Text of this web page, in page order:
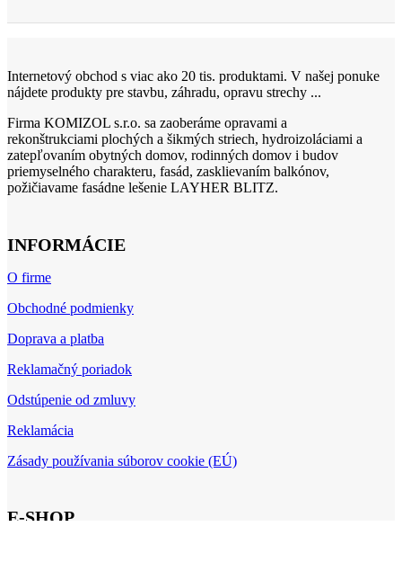
Internetový obchod s viac ako 20 tis. produktami. V našej ponuke
nájdete produkty pre stavbu, záhradu, opravu strechy ...
Firma KOMIZOL s.r.o. sa zaoberáme opravami a
rekonštrukciami plochých a šikmých striech, hydroizoláciami a
zatepľovaním obytných domov, rodinných domov i budov
priemyselného charakteru, fasád, zasklievaním balkónov,
požičiavame fasádne lešenie LAYHER BLITZ.
INFORMÁCIE
O firme
Obchodné podmienky
Doprava a platba
Reklamačný poriadok
Odstúpenie od zmluvy
Reklamácia
Zásady používania súborov cookie (EÚ)
E-SHOP